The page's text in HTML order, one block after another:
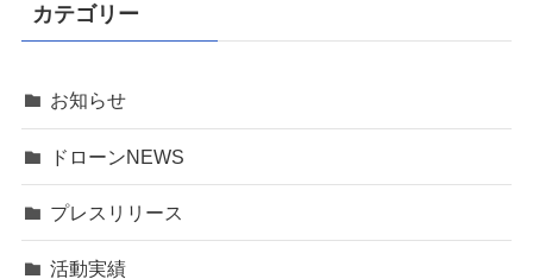
カテゴリー
お知らせ
ドローンNEWS
プレスリリース
活動実績